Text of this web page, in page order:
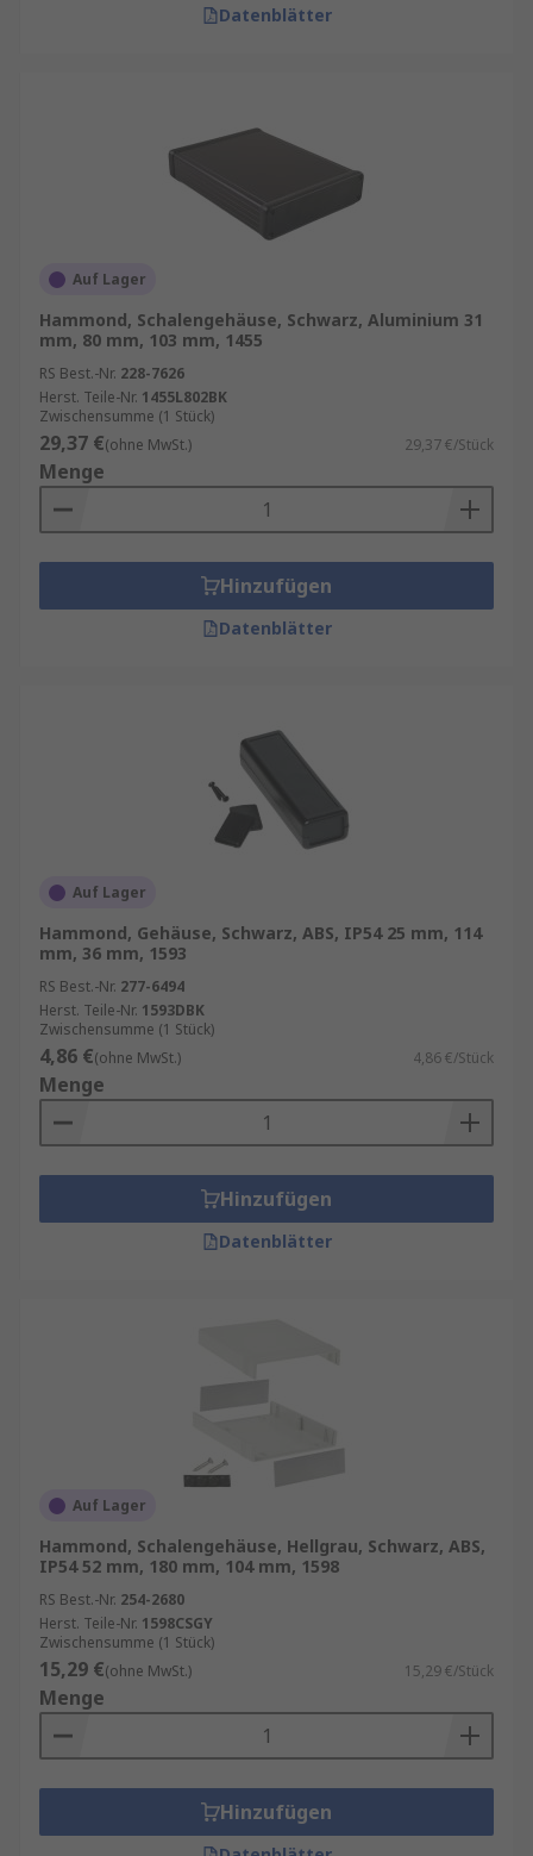
Datenblätter
Auf Lager
Hammond, Schalengehäuse, Schwarz, Aluminium 31
mm, 80 mm, 103 mm, 1455
RS Best.-Nr. 228-7626
Herst. Teile-Nr. 1455L802BK
Zwischensumme (1 Stück)
29,37 €(ohne MwSt.) 29,37 €/Stück
Menge
Hinzufügen
Datenblätter
Auf Lager
Hammond, Gehäuse, Schwarz, ABS, IP54 25 mm, 114
mm, 36 mm, 1593
RS Best.-Nr. 277-6494
Herst. Teile-Nr. 1593DBK
Zwischensumme (1 Stück)
4,86 €(ohne MwSt.) 4,86 €/Stück
Menge
Hinzufügen
Datenblätter
Auf Lager
Hammond, Schalengehäuse, Hellgrau, Schwarz, ABS,
IP54 52 mm, 180 mm, 104 mm, 1598
RS Best.-Nr. 254-2680
Herst. Teile-Nr. 1598CSGY
Zwischensumme (1 Stück)
15,29 €(ohne MwSt.) 15,29 €/Stück
Menge
Hinzufügen